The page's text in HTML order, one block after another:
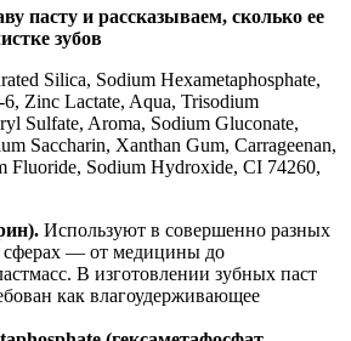
Silica, Sodium Hexametaphosphate,
Zinc Lactate, Aqua, Trisodium
Sulfate, Aroma, Sodium Gluconate,
Saccharin, Xanthan Gum, Carrageenan,
Fluoride, Sodium Hydroxide, CI 74260,
Используют в совершенно разных
— от медицины до
В изготовлении зубных паст
как влагоудерживающее